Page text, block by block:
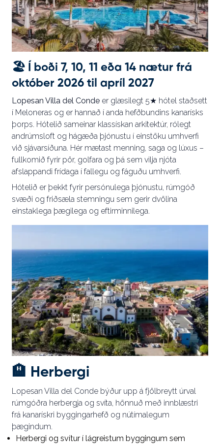
🏖️ Í boði 7, 10, 11 eða 14 nætur frá
október 2026 til apríl 2027
Lopesan Villa del Conde er glæsilegt 5★ hótel staðsett
í Meloneras og er hannað í anda hefðbundins kanarísks
þorps. Hótelið sameinar klassískan arkitektúr, rólegt
andrúmsloft og hágæða þjónustu í einstöku umhverfi
við sjávarsíðuna. Hér mætast menning, saga og lúxus –
fullkomið fyrir pör, golfara og þá sem vilja njóta
afslappandi frídaga í fallegu og fáguðu umhverfi.
Hótelið er þekkt fyrir persónulega þjónustu, rúmgóð
svæði og friðsæla stemningu sem gerir dvölina
einstaklega þægilega og eftirminnilega.
🏨 Herbergi
Lopesan Villa del Conde býður upp á fjölbreytt úrval
rúmgóðra herbergja og svíta, hönnuð með innblæstri
frá kanarískri byggingarhefð og nútímalegum
þægindum.
Herbergi og svítur í lágreistum byggingum sem